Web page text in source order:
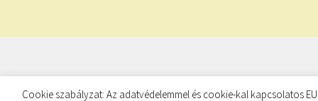
© TUDATKULCS 2026
Cookie szabályzat: Az adatvédelemmel és cookie-kal kapcsolatos